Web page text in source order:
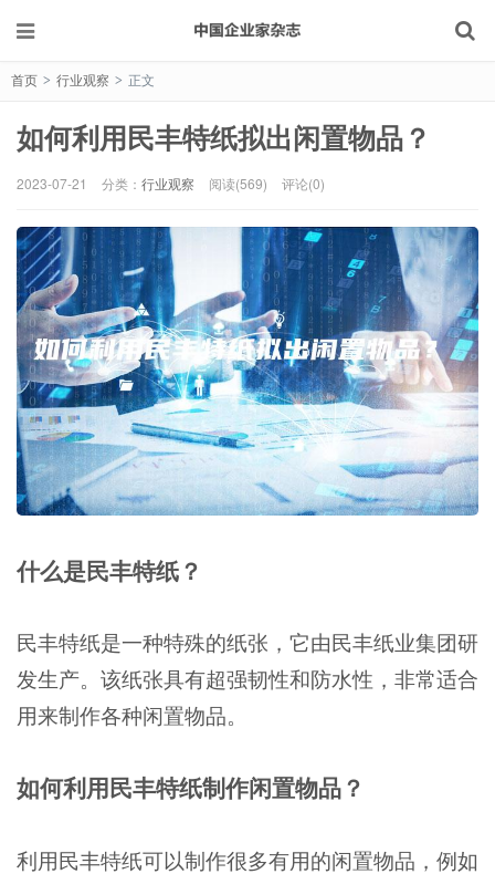
首页 > 行业观察 > 正文
如何利用民丰特纸拟出闲置物品？
2023-07-21 分类： 行业观察 阅读(569) 评论(0)
什么是民丰特纸？
民丰特纸是一种特殊的纸张，它由民丰纸业集团研
发生产。该纸张具有超强韧性和防水性，非常适合
用来制作各种闲置物品。
如何利用民丰特纸制作闲置物品？
利用民丰特纸可以制作很多有用的闲置物品，例如